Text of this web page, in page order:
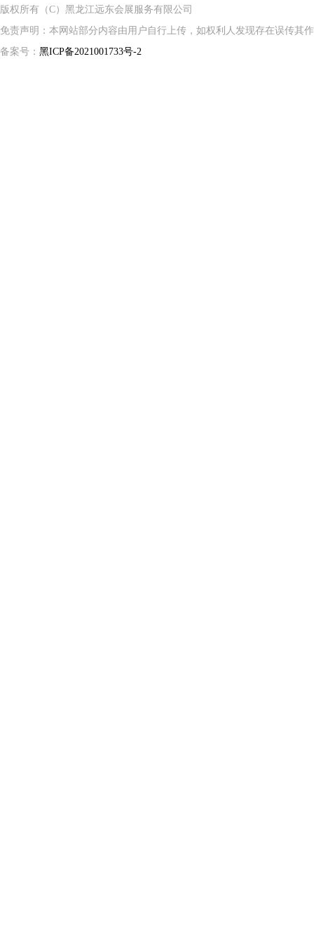
版权所有（C）黑龙江远东会展服务有限公司
免责声明：本网站部分内容由用户自行上传，如权利人发现存在误传其
备案号： 黑ICP备2021001733号-2